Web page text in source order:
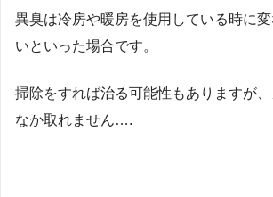
異臭は冷房や暖房を使用している時に
いといった場合です。
掃除をすれば治る可能性もありますが
なか取れません….